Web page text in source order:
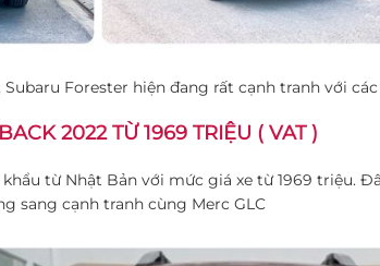
Forester hiện đang rất cạnh tranh với
2022 TỪ 1969 TRIỆU ( VAT )
từ Nhật Bản với mức giá xe từ 1969 triệu.
sang cạnh tranh cùng Merc GLC